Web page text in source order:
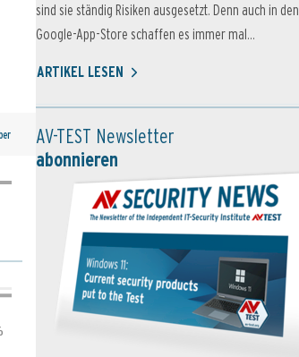
sind sie ständig Risiken ausgesetzt. Denn auch in den
Google-App-Store schaffen es immer mal...
ARTIKEL LESEN
AV-TEST Newsletter
abonnieren